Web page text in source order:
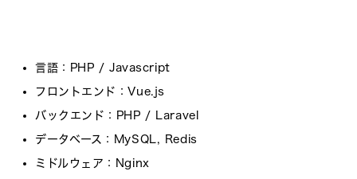
言語 ：PHP / Javascript
フロントエンド ：Vue.js
バックエンド ：PHP / Laravel
データベース ：MySQL, Redis
ミドルウェア ：Nginx